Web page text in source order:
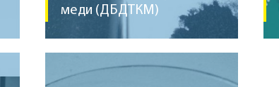
меди (ДБДТКМ)